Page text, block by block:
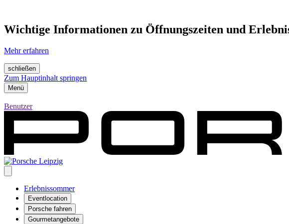
Wichtige Informationen zu Öffnungszeiten und
Mehr erfahren
schließen
Zum Hauptinhalt springen
Menü
Benutzer
Erlebnissommer
Eventlocation
Porsche fahren
Gourmetangebote